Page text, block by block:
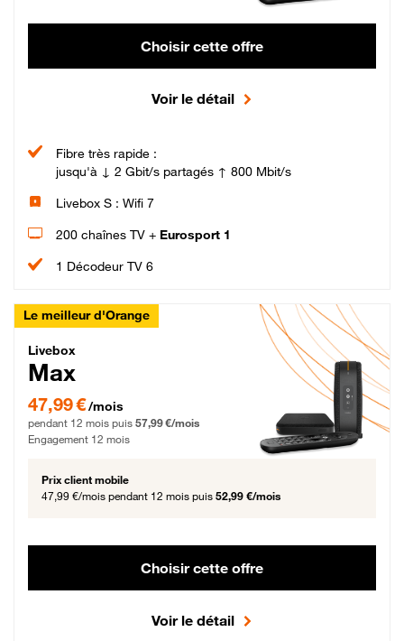
Choisir cette offre
Voir le détail
Fibre très rapide :
jusqu'à ↓ 2 Gbit/s partagés ↑ 800 Mbit/s
Livebox S : Wifi 7
200 chaînes TV + Eurosport 1
1 Décodeur TV 6
Le meilleur d'Orange
Livebox Max Fibre
Livebox
Max
47,99 € par mois pendant 12 mois puis 57,99 € par mois, Engagement 12 mois
47,99 €/mois
pendant 12 mois puis 57,99 €/mois
Engagement 12 mois
Prix client mobile
47,99 €/mois pendant 12 mois puis 52,99 €/mois
Choisir cette offre
Voir le détail